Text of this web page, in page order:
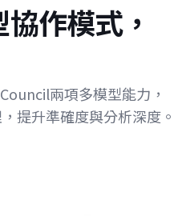
作模式，
兩項多模型能力，
提升準確度與分析深度。